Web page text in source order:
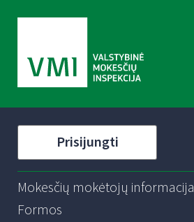
Prisijungti
Mokesčių mokėtojų informacija
Formos